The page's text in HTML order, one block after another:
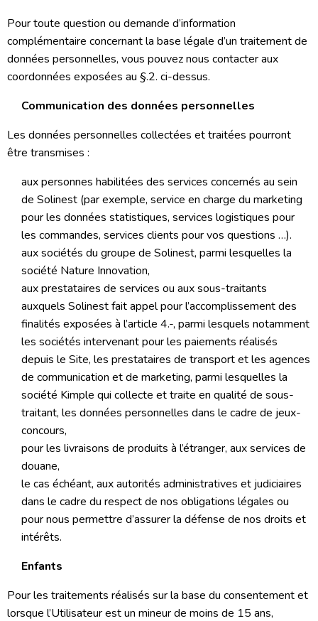
Pour toute question ou demande d’information
complémentaire concernant la base légale d’un traitement de
données personnelles, vous pouvez nous contacter aux
coordonnées exposées au §.2. ci-dessus.
Communication des données personnelles
Les données personnelles collectées et traitées pourront
être transmises :
aux personnes habilitées des services concernés au sein
de Solinest (par exemple, service en charge du marketing
pour les données statistiques, services logistiques pour
les commandes, services clients pour vos questions …).
aux sociétés du groupe de Solinest, parmi lesquelles la
société Nature Innovation,
aux prestataires de services ou aux sous-traitants
auxquels Solinest fait appel pour l’accomplissement des
finalités exposées à l’article 4.-, parmi lesquels notamment
les sociétés intervenant pour les paiements réalisés
depuis le Site, les prestataires de transport et les agences
de communication et de marketing, parmi lesquelles la
société Kimple qui collecte et traite en qualité de sous-
traitant, les données personnelles dans le cadre de jeux-
concours,
pour les livraisons de produits à l’étranger, aux services de
douane,
le cas échéant, aux autorités administratives et judiciaires
dans le cadre du respect de nos obligations légales ou
pour nous permettre d’assurer la défense de nos droits et
intérêts.
Enfants
Pour les traitements réalisés sur la base du consentement et
lorsque l’Utilisateur est un mineur de moins de 15 ans,